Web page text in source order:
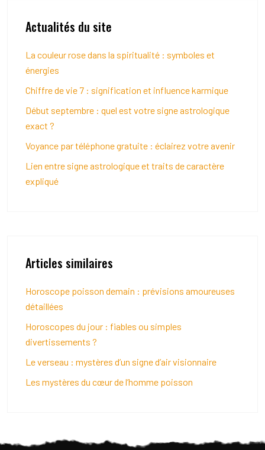
Actualités du site
La couleur rose dans la spiritualité : symboles et
énergies
Chiffre de vie 7 : signification et influence karmique
Début septembre : quel est votre signe astrologique
exact ?
Voyance par téléphone gratuite : éclairez votre avenir
Lien entre signe astrologique et traits de caractère
expliqué
Articles similaires
Horoscope poisson demain : prévisions amoureuses
détaillées
Horoscopes du jour : fiables ou simples
divertissements ?
Le verseau : mystères d’un signe d’air visionnaire
Les mystères du cœur de l’homme poisson